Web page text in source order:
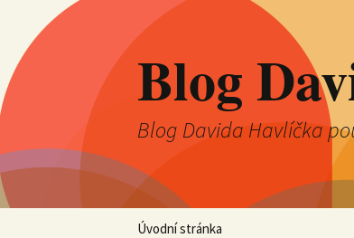
Blog
Blog Davida Havlíčka
Přejít
Úvodní stránka